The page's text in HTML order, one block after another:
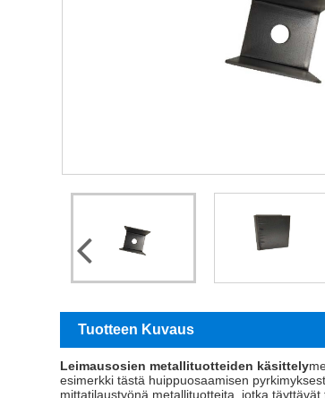
Tuotteen Kuvaus
Leimausosien metallituotteiden käsittely
esimerkki tästä huippuosaamisen
mittatilaustyönä metallituotteita, jotka